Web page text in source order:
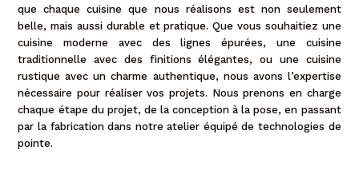
que chaque cuisine que nous réalisons est non seulement
belle, mais aussi durable et pratique. Que vous souhaitiez une
cuisine moderne avec des lignes épurées, une cuisine
traditionnelle avec des finitions élégantes, ou une cuisine
rustique avec un charme authentique, nous avons l’expertise
nécessaire pour réaliser vos projets. Nous prenons en charge
chaque étape du projet, de la conception à la pose, en passant
par la fabrication dans notre atelier équipé de technologies de
pointe.